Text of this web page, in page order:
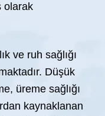
olarak
ve ruh sağlığı
Düşük
üreme sağlığı
kaynaklanan